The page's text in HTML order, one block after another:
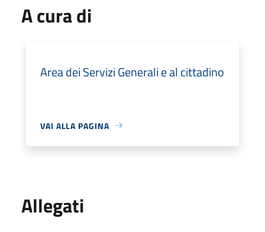
A cura di
Area dei Servizi Generali e al cittadino
VAI ALLA PAGINA
Allegati